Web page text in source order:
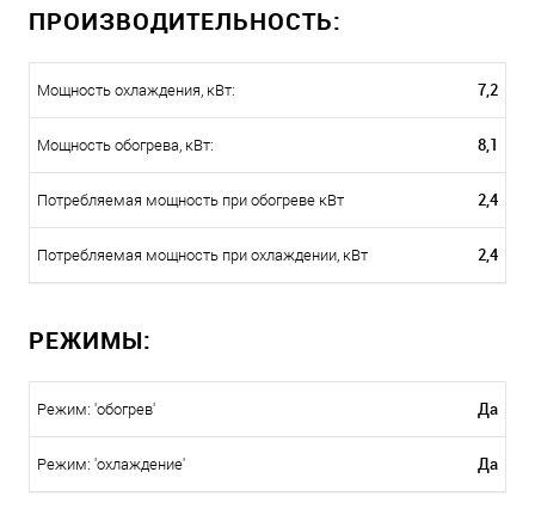
ПРОИЗВОДИТЕЛЬНОСТЬ:
Мощность охлаждения, кВт: 7,2
Мощность обогрева, кВт: 8,1
Потребляемая мощность при обогреве кВт 2,4
Потребляемая мощность при охлаждении, кВт 2,4
РЕЖИМЫ:
Режим: 'обогрев' Да
Режим: 'охлаждение' Да